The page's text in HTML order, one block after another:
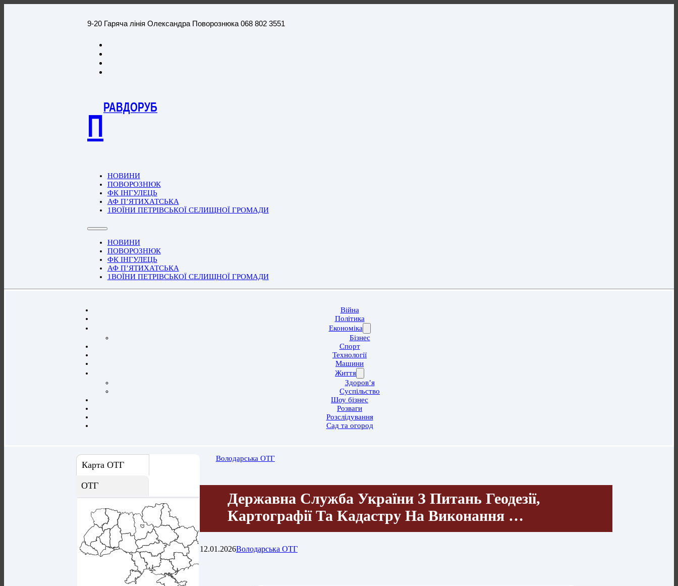
9-20 Гаряча лінія Олександра Поворознюка 068 802 3551
П
РАВДОРУБ
НОВИНИ
ПОВОРОЗНЮК
ФК ІНГУЛЕЦЬ
АФ П’ЯТИХАТСЬКА
1ВОЇНИ ПЕТРІВСЬКОЇ СЕЛИЩНОЇ ГРОМАДИ
НОВИНИ
ПОВОРОЗНЮК
ФК ІНГУЛЕЦЬ
АФ П’ЯТИХАТСЬКА
1ВОЇНИ ПЕТРІВСЬКОЇ СЕЛИЩНОЇ ГРОМАДИ
Війна
Політика
Економіка
Бізнес
Спорт
Технології
Машини
Життя
Здоров’я
Суспільство
Шоу бізнес
Розваги
Розслідування
Сад та огород
Карта ОТГ
ОТГ
Володарська ОТГ
Державна Служба України З Питань Геодезії,
Картографії Та Кадастру На Виконання …
12.01.2026Володарська ОТГ